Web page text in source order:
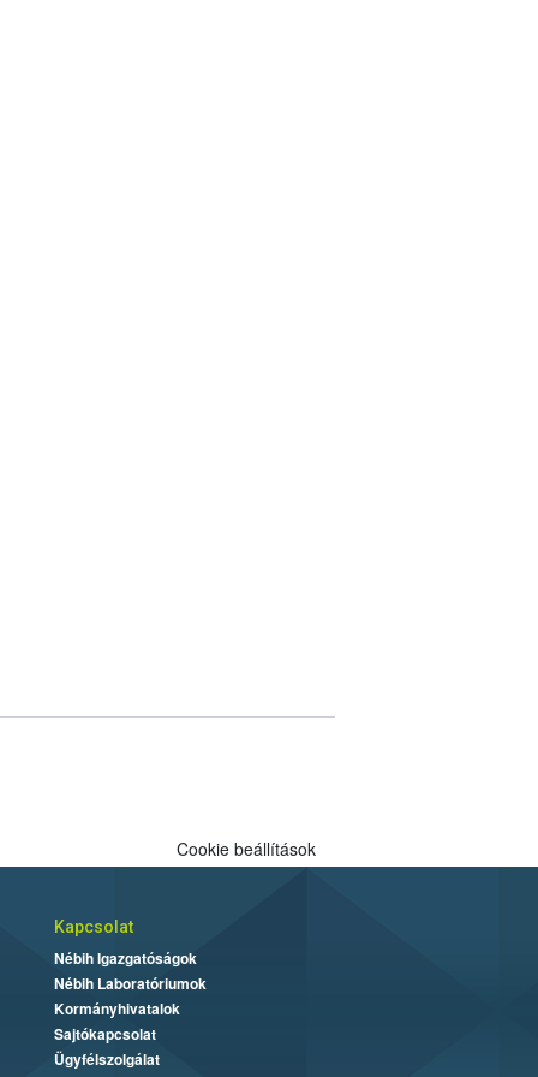
Cookie beállítások
Kapcsolat
Nébih Igazgatóságok
Nébih Laboratóriumok
Kormányhivatalok
Sajtókapcsolat
Ügyfélszolgálat